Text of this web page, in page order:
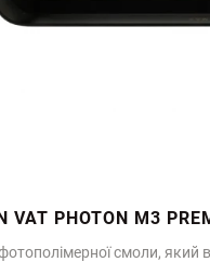
PHOTON M3
смоли,